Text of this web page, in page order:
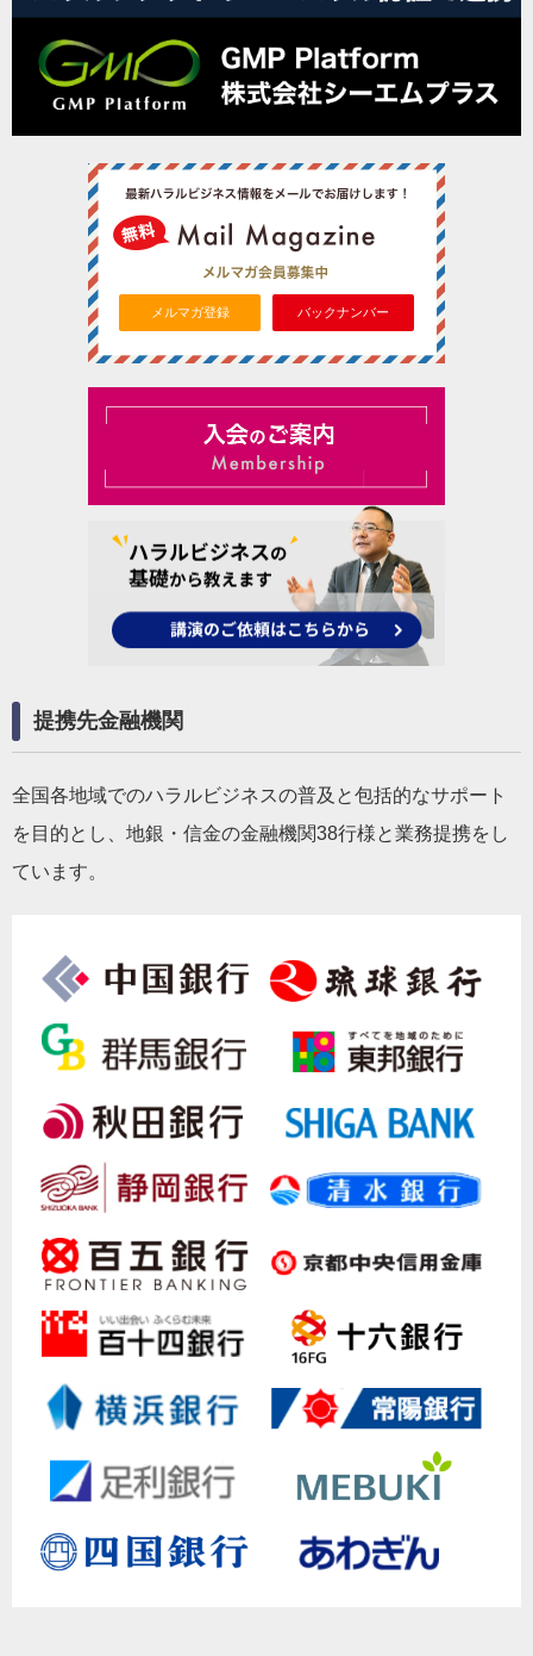
メルマガ登録 バックナンバー
提携先金融機関
全国各地域でのハラルビジネスの普及と包括的なサポート
を目的とし、地銀・信金の金融機関38行様と業務提携をし
ています。